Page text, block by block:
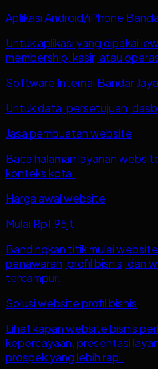
Aplikasi Android/iPhone
Untuk aplikasi yang dipakai
membership, kasir, atau
Software Internal Bandar Jaya
Untuk data, persetujuan,
Jasa pembuatan website
Baca halaman layanan
konteks kota.
Harga awal website
Mulai Rp1,95jt
Bandingkan titik mulai
penawaran, profil bisnis, dan
tercampur.
Solusi website profil bisnis
Lihat kapan website bisnis
kepercayaan, presentasi
prospek yang lebih rapi.